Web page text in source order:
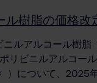
ル樹脂の価格改
ルアルコール樹脂
リビニルアルコー
について、2025